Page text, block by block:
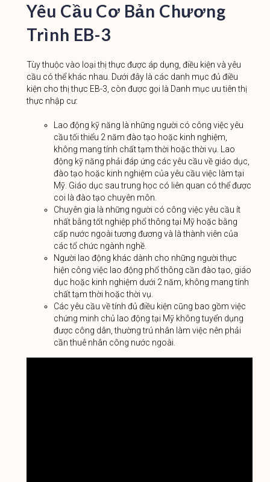
Yêu Cầu Cơ Bản Chương
Trình EB-3
Tùy thuộc vào loại thị thực được áp dụng, điều kiện và yêu
cầu có thể khác nhau. Dưới đây là các danh mục đủ điều
kiện cho thị thực EB-3, còn được gọi là Danh mục ưu tiên thị
thực nhập cư:
Lao động kỹ năng là những người có công việc yêu
cầu tối thiểu 2 năm đào tạo hoặc kinh nghiệm,
không mang tính chất tạm thời hoặc thời vụ. Lao
động kỹ năng phải đáp ứng các yêu cầu về giáo dục,
đào tạo hoặc kinh nghiệm của yêu cầu việc làm tại
Mỹ. Giáo dục sau trung học có liên quan có thể được
coi là đào tạo chuyên môn.
Chuyên gia là những người có công việc yêu cầu ít
nhất bằng tốt nghiệp phổ thông tại Mỹ hoặc bằng
cấp nước ngoài tương đương và là thành viên của
các tổ chức ngành nghề.
Người lao động khác dành cho những người thực
hiện công việc lao động phổ thông cần đào tạo, giáo
dục hoặc kinh nghiệm dưới 2 năm, không mang tính
chất tạm thời hoặc thời vụ.
Các yêu cầu về tính đủ điều kiện cũng bao gồm việc
chứng minh chủ lao động tại Mỹ không tuyển dụng
được công dân, thường trú nhân làm việc nên phải
cần thuê nhân công nước ngoài.